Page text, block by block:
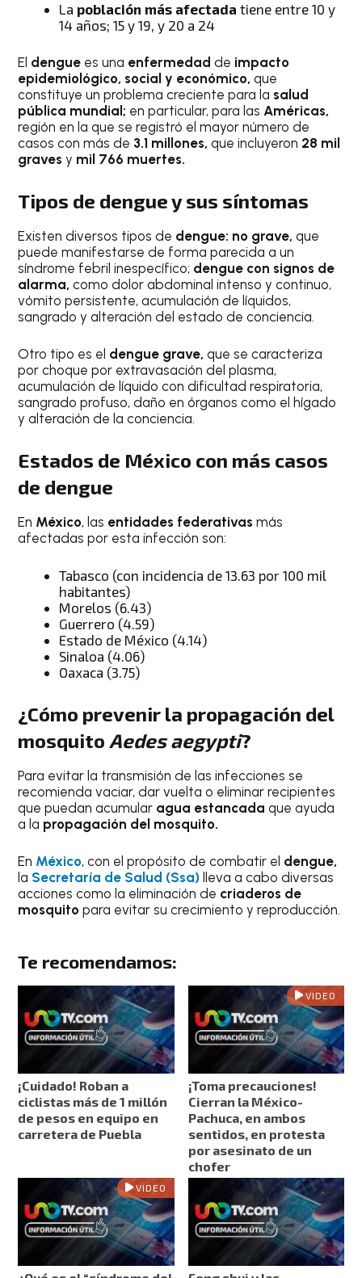
La población más afectadatiene entre 10 y
14 años; 15 y 19, y 20 a 24
El dengue es una enfermedadde impacto
epidemiológico, social y económico,que
constituye un problema creciente para la salud
pública mundial; en particular, para las Américas,
región en la que se registró el mayor número de
casos con más de 3.1 millones,que incluyeron 28 mil
gravesy mil 766 muertes.
Tipos de dengue y sus síntomas
Existen diversos tipos de dengue: no grave,que
puede manifestarse de forma parecida a un
síndrome febril inespecífico; dengue con signos de
alarma,como dolor abdominal intenso y continuo,
vómito persistente, acumulación de líquidos,
sangrado y alteración del estado de conciencia.
Otro tipo es el dengue grave,que se caracteriza
por choque por extravasación del plasma,
acumulación de líquido con dificultad respiratoria,
sangrado profuso, daño en órganos como el hígado
y alteración de la conciencia.
Estados de México con más casos
de dengue
En México, las entidades federativasmás
afectadas por esta infección son:
Tabasco (con incidencia de 13.63 por 100 mil
habitantes)
Morelos (6.43)
Guerrero (4.59)
Estado de México (4.14)
Sinaloa (4.06)
Oaxaca (3.75)
¿Cómo prevenir la propagación del
mosquitoAedes aegypti?
Para evitar la transmisión de las infecciones se
recomienda vaciar, dar vuelta o eliminar recipientes
que puedan acumular agua estancadaque ayuda
a la propagación del mosquito.
En México, con el propósito de combatir el dengue,
la Secretaría de Salud (Ssa) lleva a cabo diversas
acciones como la eliminación de criaderos de
mosquitopara evitar su crecimiento y reproducción.
Te recomendamos:
¡Cuidado! Roban a
ciclistas más de 1 millón
de pesos en equipo en
carretera de Puebla
VIDEO
¡Toma precauciones!
Cierran la México-
Pachuca, en ambos
sentidos, en protesta
por asesinato de un
chofer
VIDEO